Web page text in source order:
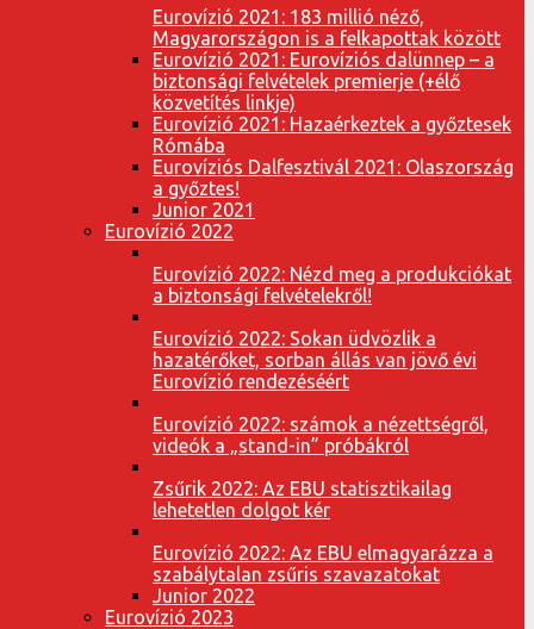
Eurovízió 2021: 183 millió néző,
Magyarországon is a felkapottak között
Eurovízió 2021: Eurovíziós dalünnep – a
biztonsági felvételek premierje (+élő
közvetítés linkje)
Eurovízió 2021: Hazaérkeztek a győztesek
Rómába
Eurovíziós Dalfesztivál 2021: Olaszország
a győztes!
Junior 2021
Eurovízió 2022
Eurovízió 2022: Nézd meg a produkciókat
a biztonsági felvételekről!
Eurovízió 2022: Sokan üdvözlik a
hazatérőket, sorban állás van jövő évi
Eurovízió rendezéséért
Eurovízió 2022: számok a nézettségről,
videók a „stand-in” próbákról
Zsűrik 2022: Az EBU statisztikailag
lehetetlen dolgot kér
Eurovízió 2022: Az EBU elmagyarázza a
szabálytalan zsűris szavazatokat
Junior 2022
Eurovízió 2023